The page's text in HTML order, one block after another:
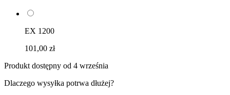
EX 1200
101,00 zł
Produkt dostępny od 4 września
Dlaczego wysyłka potrwa dłużej?